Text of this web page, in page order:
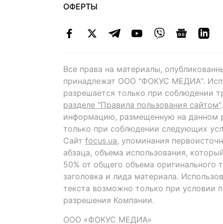
ОФЕРТЫ
Все права на материалы,
принадлежат ООО "ФОКУС МЕДИА".
разрешается только при соблюдении
разделе "Правила пользования сайтом"
информацию, размещенную на данном
только при соблюдении следующих
Сайт focus.ua, упоминания
абзаца, объема использования,
50% от общего объема оригинального
заголовка и лида материала.
текста возможно только при условии
разрешения Компании.
ООО «ФОКУС МЕДИА»